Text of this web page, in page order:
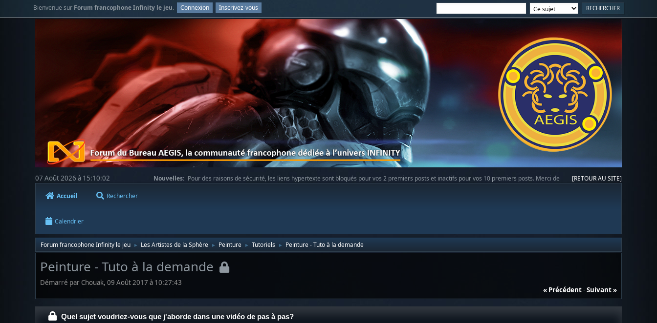
Bienvenue sur Forum francophone Infinity le jeu. Connexion Inscrivez-vous
[RETOUR AU SITE]
07 Août 2026 à 15:10:02 Nouvelles: Pour des raisons de sécurité, les liens hypertexte sont bloqués pour vos 2 premiers posts et inactifs pour vos 10 premiers posts. Merci de
Accueil
Rechercher
Calendrier
Forum francophone Infinity le jeu ► Les Artistes de la Sphère ► Peinture ► Tutoriels ► Peinture - Tuto à la demande
Peinture - Tuto à la demande
Démarré par Chouak, 09 Août 2017 à 10:27:43
« Précédent-Suivant »
Quel sujet voudriez-vous que j'aborde dans une vidéo de pas à pas?